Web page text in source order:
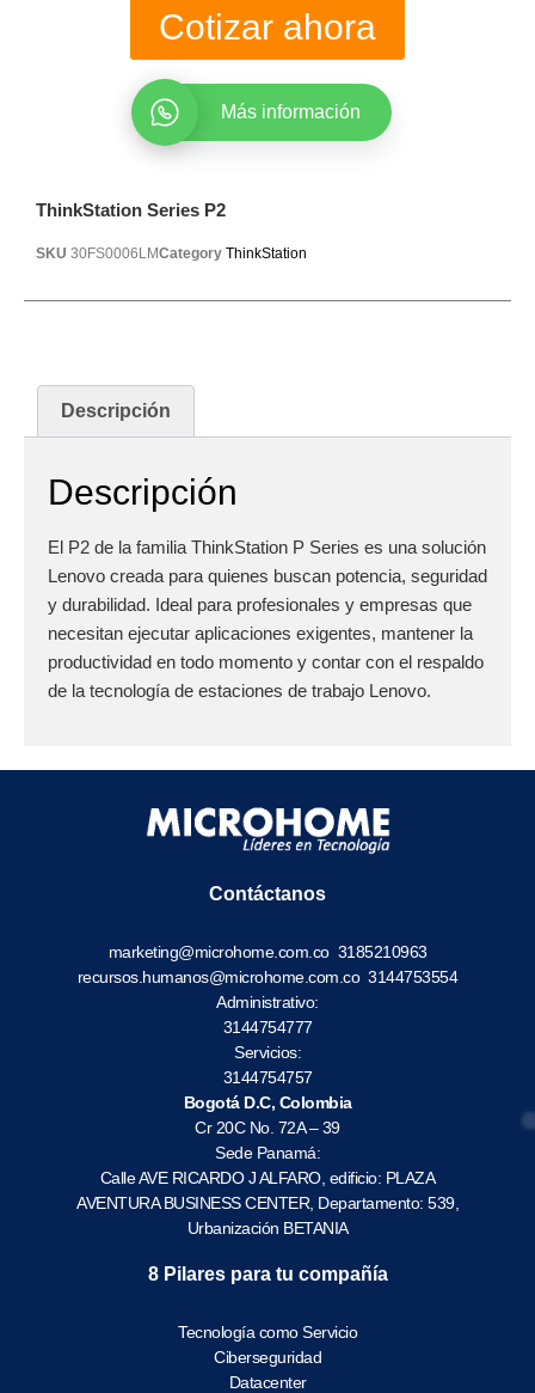
Cotizar ahora
Más información
ThinkStation Series P2
SKU 30FS0006LMCategory ThinkStation
Descripción
Descripción
El P2 de la familia ThinkStation P Series es una solución
Lenovo creada para quienes buscan potencia, seguridad
y durabilidad. Ideal para profesionales y empresas que
necesitan ejecutar aplicaciones exigentes, mantener la
productividad en todo momento y contar con el respaldo
de la tecnología de estaciones de trabajo Lenovo.
Contáctanos
marketing@microhome.com.co 3185210963
recursos.humanos@microhome.com.co3144753554
Administrativo:
3144754777
Servicios:
3144754757
Bogotá D.C, Colombia
Cr 20C No. 72A – 39
Sede Panamá:
Calle AVE RICARDO J ALFARO, edificio: PLAZA
AVENTURA BUSINESS CENTER, Departamento: 539,
Urbanización BETANIA
8 Pilares para tu compañía
Tecnología como Servicio
Ciberseguridad
Datacenter